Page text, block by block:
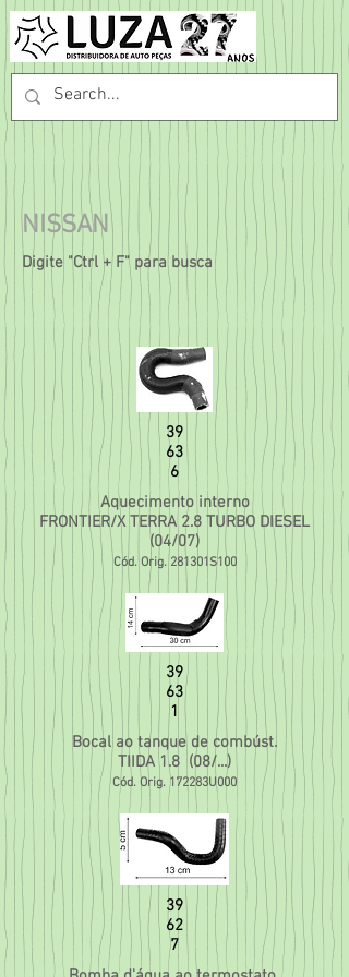
NISSAN
Digite "Ctrl + F" para busca
39
63
6
Aquecimento interno
FRONTIER/X TERRA 2.8 TURBO DIESEL
(04/07)
Cód. Orig. 281301S100
39
63
1
Bocal ao tanque de combúst.
TIIDA 1.8 (08/...)
Cód. Orig. 172283U000
39
62
7